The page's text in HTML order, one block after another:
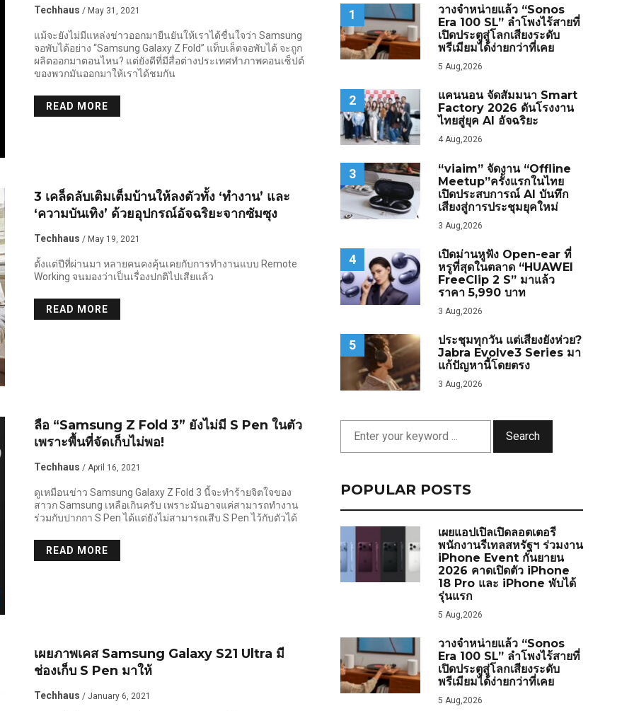
Techhaus / May 31, 2021
แม้จะยังไม่มีแหล่งข่าวออกมายืนยันให้เราได้ชื่นใจว่า Samsung
จอพับได้อย่าง “Samsung Galaxy Z Fold” แท็บเล็ตจอพับได้ จะถูก
ผลิตออกมาตอนไหน? แต่ยังดีที่มีสื่อต่างประเทศทำภาพคอนเซ็ปต์
ของพวกมันออกมาให้เราได้ชมกัน
READ MORE
3 เคล็ดลับเติมเต็มบ้านให้ลงตัวทั้ง ‘ทำงาน’ และ
‘ความบันเทิง’ ด้วยอุปกรณ์อัจฉริยะจากซัมซุง
Techhaus / May 19, 2021
ตั้งแต่ปีที่ผ่านมา หลายคนคงคุ้นเคยกับการทำงานแบบ Remote
Working จนมองว่าเป็นเรื่องปกติไปเสียแล้ว
READ MORE
ลือ “Samsung Z Fold 3” ยังไม่มี S Pen ในตัว
เพราะพื้นที่จัดเก็บไม่พอ!
Techhaus / April 16, 2021
ดูเหมือนข่าว Samsung Galaxy Z Fold 3 นี้จะทำร้ายจิตใจของ
สาวก Samsung เหลือเกินครับ เพราะมันอาจแค่สามารถทำงาน
ร่วมกับปากกา S Pen ได้แต่ยังไม่สามารถเสีบ S Pen ไว้กับตัวได้
READ MORE
เผยภาพเคส Samsung Galaxy S21 Ultra มี
ช่องเก็บ S Pen มาให้
Techhaus / January 6, 2021
1
วางจำหน่ายแล้ว “Sonos
Era 100 SL” ลำโพงไร้สายที่
เปิดประตูสู่โลกเสียงระดับ
พรีเมียมได้ง่ายกว่าที่เคย
5 Aug,2026
2
แคนนอน จัดสัมมนา Smart
Factory 2026 ดันโรงงาน
ไทยสู่ยุค AI อัจฉริยะ
4 Aug,2026
3
“viaim” จัดงาน “Offline
Meetup”ครั้งแรกในไทย
เปิดประสบการณ์ AI บันทึก
เสียงสู่การประชุมยุคใหม่
3 Aug,2026
4
เปิดม่านหูฟัง Open-ear ที่
หรูที่สุดในตลาด “HUAWEI
FreeClip 2 S” มาแล้ว
ราคา 5,990 บาท
3 Aug,2026
5
ประชุมทุกวัน แต่เสียงยังห่วย?
Jabra Evolve3 Series มา
แก้ปัญหานี้โดยตรง
3 Aug,2026
Search
POPULAR POSTS
เผยแอปเปิลเปิดลอตเตอรี
พนักงานรีเทลสหรัฐฯ ร่วมงาน
iPhone Event กันยายน
2026 คาดเปิดตัว iPhone
18 Pro และ iPhone พับได้
รุ่นแรก
5 Aug,2026
วางจำหน่ายแล้ว “Sonos
Era 100 SL” ลำโพงไร้สายที่
เปิดประตูสู่โลกเสียงระดับ
พรีเมียมได้ง่ายกว่าที่เคย
5 Aug,2026